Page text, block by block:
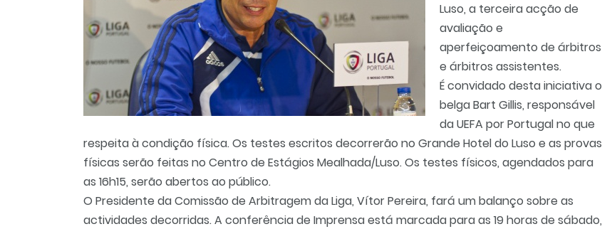
Luso, a terceira acção de
avaliação e
aperfeiçoamento de árbitros
e árbitros assistentes.
É convidado desta iniciativa o
belga Bart Gillis, responsável
da UEFA por Portugal no que
respeita à condição física. Os testes escritos decorrerão no Grande Hotel do Luso e as provas
físicas serão feitas no Centro de Estágios Mealhada/Luso. Os testes físicos, agendados para
as 16h15, serão abertos ao público.
O Presidente da Comissão de Arbitragem da Liga, Vítor Pereira, fará um balanço sobre as
actividades decorridas. A conferência de Imprensa está marcada para as 19 horas de sábado,